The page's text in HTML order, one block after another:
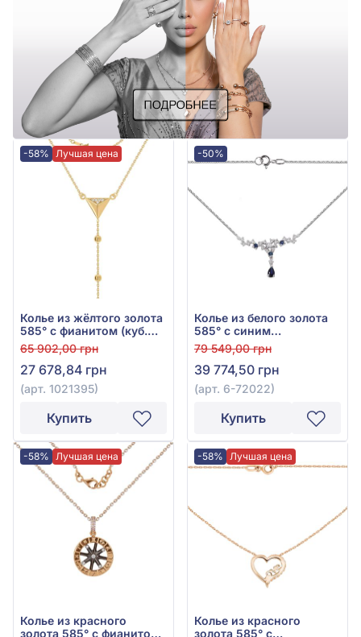
-58% Лучшая цена
Колье из жёлтого золота
585° с фианитом (куб.
цирконий), арт. 1021395
65 902,00 грн
27 678,84 грн
(арт. 1021395)
Купить
-50%
Колье из белого золота
585° с синим
гидротермальным
сапфиром и фианитом
(куб. цирконий) 0,36ct,
арт. 6-72022
79 549,00 грн
39 774,50 грн
(арт. 6-72022)
Купить
-58% Лучшая цена
Колье из красного
золота 585° с фианитом,
-58% Лучшая цена
Колье из красного
золота 585° с